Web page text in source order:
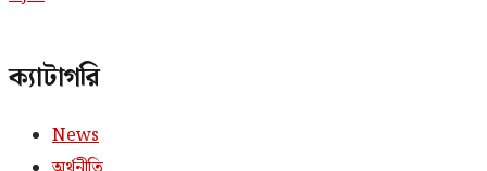
ক্যাটাগরি
News